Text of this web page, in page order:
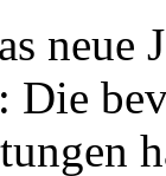
neue
Die